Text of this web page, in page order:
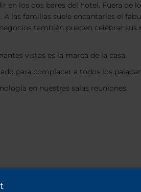
en los dos bares del hotel. Fuera
las familias suele encantarles el
también pueden celebrar
vistas es la marca de la casa.
para complacer a todos los
en nuestras salas reuniones.